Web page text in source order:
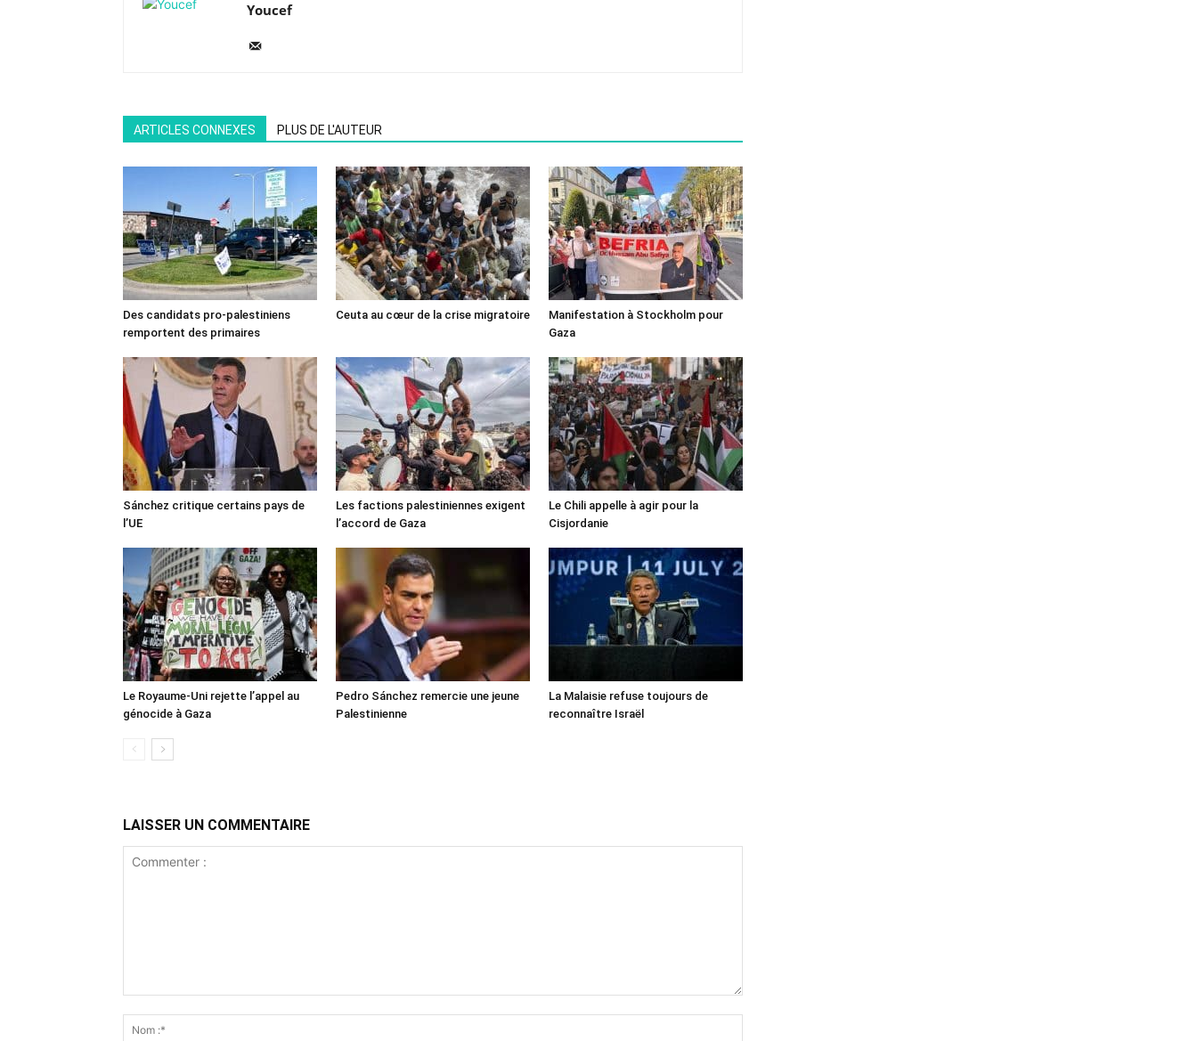
Youcef
ARTICLES CONNEXES PLUS DE L'AUTEUR
Des candidats pro-palestiniens
remportent des primaires
Ceuta au cœur de la crise migratoire
Manifestation à Stockholm pour
Gaza
Sánchez critique certains pays de
l’UE
Les factions palestiniennes exigent
l’accord de Gaza
Le Chili appelle à agir pour la
Cisjordanie
Le Royaume-Uni rejette l’appel au
génocide à Gaza
Pedro Sánchez remercie une jeune
Palestinienne
La Malaisie refuse toujours de
reconnaître Israël
LAISSER UN COMMENTAIRE